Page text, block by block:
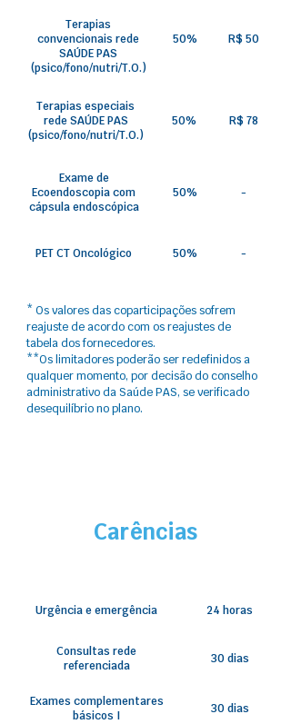
Terapias
convencionais rede
SAÚDE PAS
(psico/fono/nutri/T.O.)
50% R$ 50
Terapias especiais
rede SAÚDE PAS
(psico/fono/nutri/T.O.)
50% R$ 78
Exame de
Ecoendoscopia com
cápsula endoscópica
50% -
PET CT Oncológico 50% -
* Os valores das coparticipações sofrem
reajuste​ de acordo com os reajustes de
tabela dos fornecedores.
**Os limitadores poderão ser redefinidos a
qualquer momento, por decisão do conselho
administrativo da Saúde PAS, se verificado
desequilíbrio no plano.
Carências
Urgência e emergência 24 horas
Consultas rede
referenciada
30 dias
Exames complementares
básicos I
30 dias